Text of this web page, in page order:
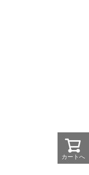
カートへ